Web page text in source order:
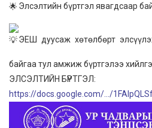
Элсэлтийн бүртгэл явагдсаар
ЭЕШ дуусаж хөтөлбөрт
байгаа тул амжиж бүртгэлээ
ЭЛСЭЛТИЙН БҮРТГЭЛ:
https://docs.google.com/…/